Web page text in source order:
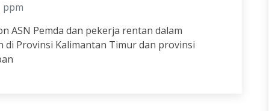
ppm
ASN Pemda dan pekerja rentan dalam
Provinsi Kalimantan Timur dan provinsi